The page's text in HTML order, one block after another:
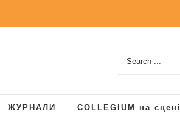
for:
ЖУРНАЛИ COLLEGIUM на сцені